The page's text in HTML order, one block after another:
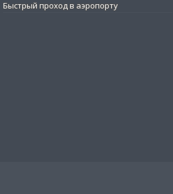
Быстрый проход в аэропорту